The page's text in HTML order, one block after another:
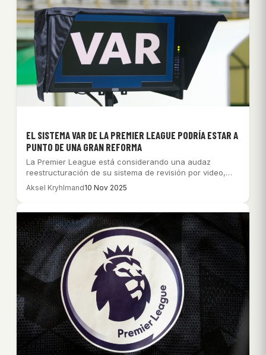
EL SISTEMA VAR DE LA PREMIER LEAGUE PODRÍA ESTAR A
PUNTO DE UNA GRAN REFORMA
La Premier League está considerando una audaz
reestructuración de su sistema de revisión por video,…
Aksel Kryhlmand10 Nov 2025